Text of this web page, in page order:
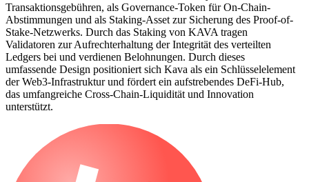
Transaktionsgebühren, als Governance-Token für On-Chain-
Abstimmungen und als Staking-Asset zur Sicherung des Proof-of-
Stake-Netzwerks. Durch das Staking von KAVA tragen
Validatoren zur Aufrechterhaltung der Integrität des verteilten
Ledgers bei und verdienen Belohnungen. Durch dieses
umfassende Design positioniert sich Kava als ein Schlüsselelement
der Web3-Infrastruktur und fördert ein aufstrebendes DeFi-Hub,
das umfangreiche Cross-Chain-Liquidität und Innovation
unterstützt.